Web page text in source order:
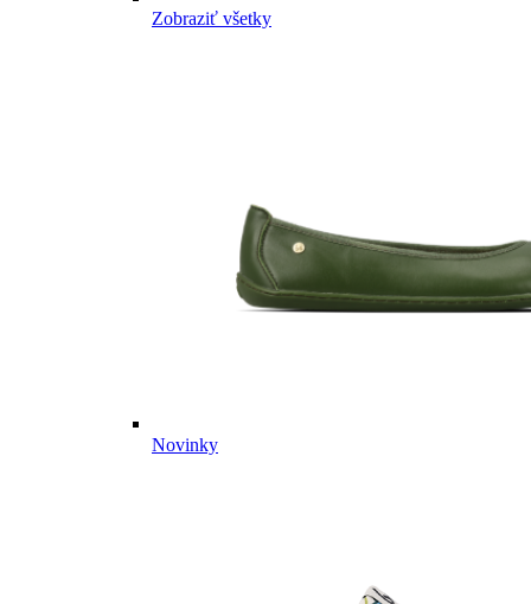
Zobraziť všetky
Novinky